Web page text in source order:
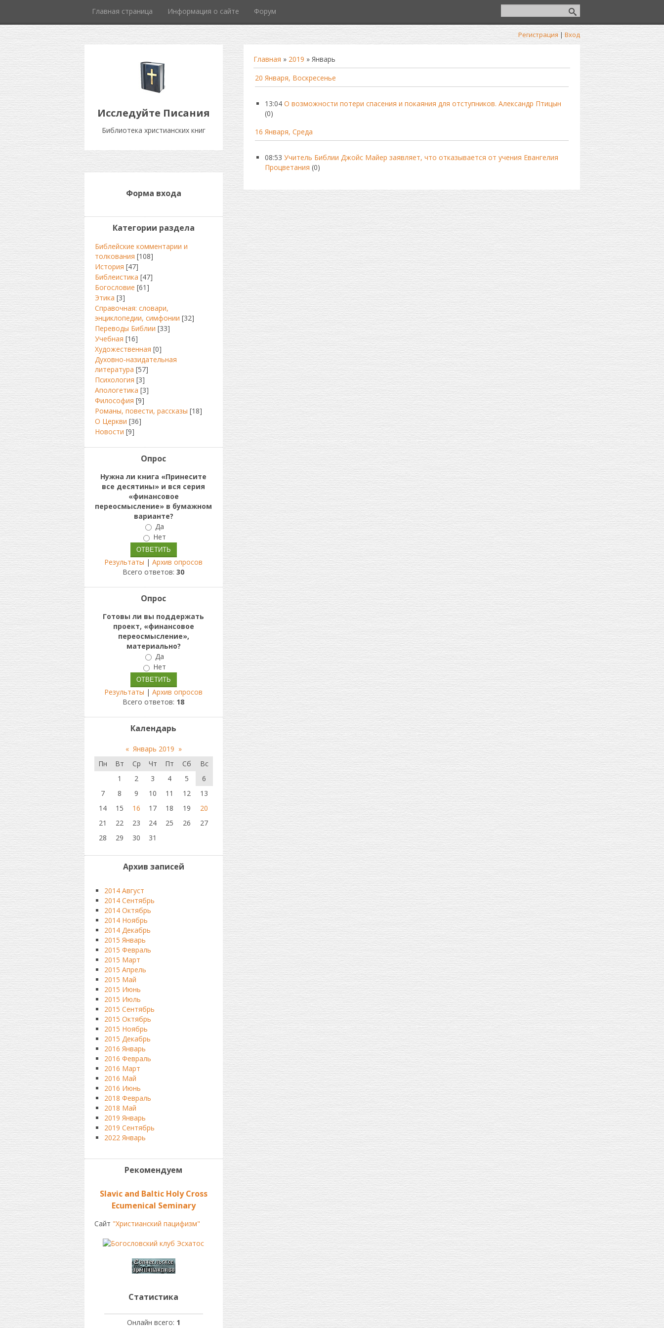
Главная страница Информация о сайте Форум
Регистрация | Вход
Исследуйте Писания
Библиотека христианских книг
Главная » 2019 » Январь
20 Января, Воскресенье
13:04 О возможности потери спасения и покаяния для отступников. Александр Птицын
(0)
16 Января, Среда
08:53 Учитель Библии Джойс Майер заявляет, что отказывается от учения Евангелия
Процветания (0)
Форма входа
Категории раздела
Библейские комментарии и
толкования [108]
История [47]
Библеистика [47]
Богословие [61]
Этика [3]
Справочная: словари,
энциклопедии, симфонии [32]
Переводы Библии [33]
Учебная [16]
Художественная [0]
Духовно-назидательная
литература [57]
Психология [3]
Апологетика [3]
Философия [9]
Романы, повести, рассказы [18]
О Церкви [36]
Новости [9]
Опрос
Нужна ли книга «Принесите
все десятины» и вся серия
«финансовое
переосмысление» в бумажном
варианте?
Да
Нет
Результаты | Архив опросов
Всего ответов: 30
Опрос
Готовы ли вы поддержать
проект, «финансовое
переосмысление»,
материально?
Да
Нет
Результаты | Архив опросов
Всего ответов: 18
Календарь
« Январь 2019 »
Пн
Вт Ср Чт Пт Сб
Вс
1
2 3 4 5
6
7
8 9 10 11 12
13
14
15 16 17 18 19
20
21
22 23 24 25 26
27
28
29 30 31
Архив записей
2014 Август
2014 Сентябрь
2014 Октябрь
2014 Ноябрь
2014 Декабрь
2015 Январь
2015 Февраль
2015 Март
2015 Апрель
2015 Май
2015 Июнь
2015 Июль
2015 Сентябрь
2015 Октябрь
2015 Ноябрь
2015 Декабрь
2016 Январь
2016 Февраль
2016 Март
2016 Май
2016 Июнь
2018 Февраль
2018 Май
2019 Январь
2019 Сентябрь
2022 Январь
Рекомендуем
Slavic and Baltic Holy Cross
Ecumenical Seminаry
Сайт "Христианский пацифизм"
Статистика
Онлайн всего: 1